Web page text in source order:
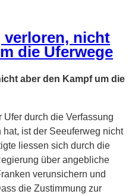
verloren, nicht
die Uferwege
aber den Kampf um die
durch die Verfassung
ist der Seeuferweg nicht
liessen sich durch die
über angebliche
verunsichern und
die Zustimmung zur